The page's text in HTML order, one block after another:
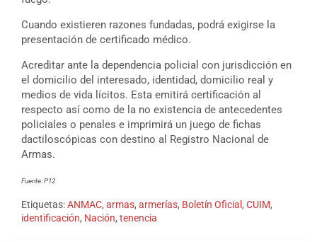
Cuando existieren razones fundadas, podrá exigirse la
presentación de certificado médico.
Acreditar ante la dependencia policial con jurisdicción en
el domicilio del interesado, identidad, domicilio real y
medios de vida lícitos. Esta emitirá certificación al
respecto así como de la no existencia de antecedentes
policiales o penales e imprimirá un juego de fichas
dactiloscópicas con destino al Registro Nacional de
Armas.
Fuente: P12
Etiquetas:ANMAC, armas, armerías, Boletín Oficial , CUIM,
identificación, Nación, tenencia